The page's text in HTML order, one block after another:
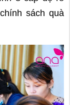
sách quà